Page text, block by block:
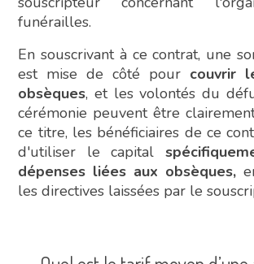
funérailles.
En souscrivant à ce contrat, une
est mise de côté pour couvrir
obsèques, et les volontés du
cérémonie peuvent être
ce titre, les bénéficiaires de ce
d'utiliser le capital
dépenses liées aux obsèques,
les directives laissées par le